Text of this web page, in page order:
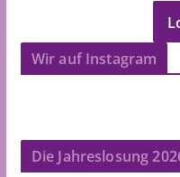
Wir auf Instagram
Die Jahreslosung